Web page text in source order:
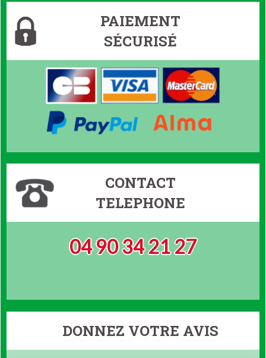
PAIEMENT
SÉCURISÉ
CONTACT
TELEPHONE
04 90 34 21 27
DONNEZ VOTRE AVIS